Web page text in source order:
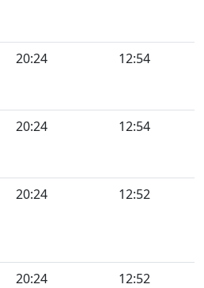
20:24 12:54
20:24 12:54
20:24 12:52
20:24 12:52